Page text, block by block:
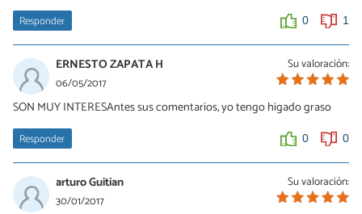
Responder 0 1
Su valoración:
ERNESTO ZAPATA H
06/05/2017
SON MUY INTERESAntes sus comentarios, yo tengo higado graso
Responder 0 0
Su valoración:
arturo Guitian
30/01/2017